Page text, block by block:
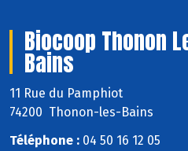
Biocoop Thonon
Bains
11 Rue du Pamphiot
74200 Thonon-les-Bains
Téléphone : 04 50 16 12 05